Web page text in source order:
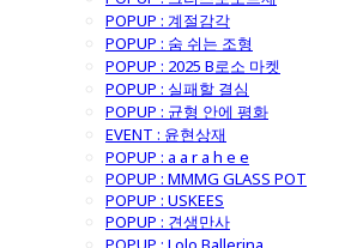
POPUP : 계절감각
POPUP : 숨 쉬는 조형
POPUP : 2025 B로소 마켓
POPUP : 실패할 결심
POPUP : 균형 안에 평화
EVENT : 윤현상재
POPUP : a a r a h e e
POPUP : MMMG GLASS POT
POPUP : USKEES
POPUP : 견생만사